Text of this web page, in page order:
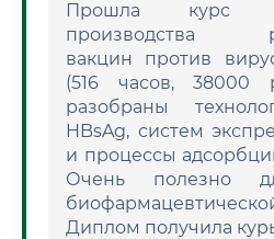
Прошла курс
производства
вакцин против
(516 часов, 38000
разобраны
HBsAg, систем
и процессы
Очень полезно
Диплом получила